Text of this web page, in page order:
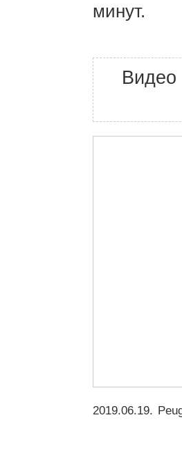
минут.
Видео
2019.06.19.